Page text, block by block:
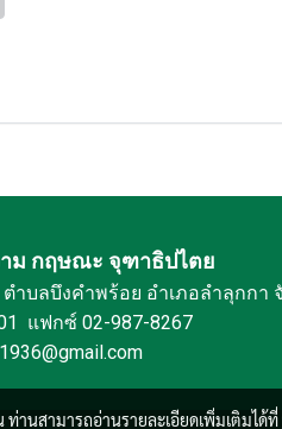
ม กฤษณะ จุฑาธิปไตย
บลบึงคำพร้อย อำเภอลำลุกกา
แฟกซ์ 02-987-8267
านสามารถอ่านรายละเอียดเพิ่มเติมได้ที่